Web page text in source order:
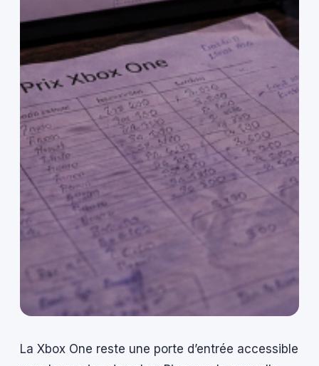
La Xbox One reste une porte d’entrée accessible